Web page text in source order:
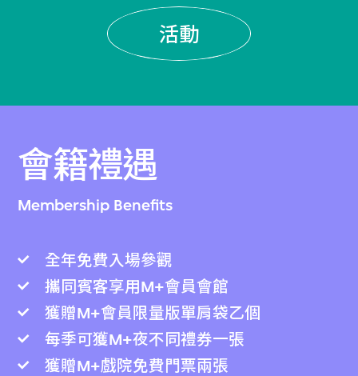
活動
會籍禮遇
Membership Benefits
全年免費入場參觀
攜同賓客享用M+會員會館
獲贈M+會員限量版單肩袋乙個
每季可獲M+夜不同禮券一張
獲贈M+戲院免費門票兩張